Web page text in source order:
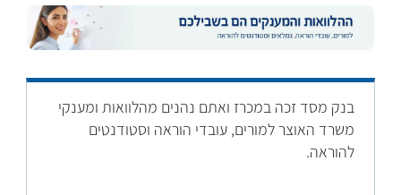
בנק מסד זכה במכרז ואתם נהנים מהלוואות ומענקי
משרד האוצר למורים, עובדי הוראה וסטודנטים
להוראה.